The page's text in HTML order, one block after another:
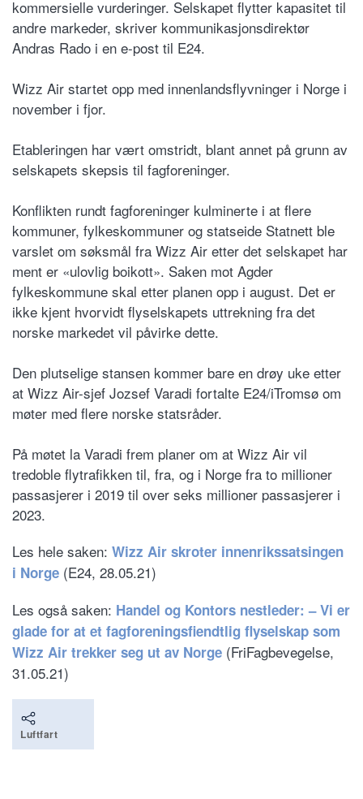
kommersielle vurderinger. Selskapet flytter kapasitet til
andre markeder, skriver kommunikasjonsdirektør
Andras Rado i en e-post til E24.
Wizz Air startet opp med innenlandsflyvninger i Norge i
november i fjor.
Etableringen har vært omstridt, blant annet på grunn av
selskapets skepsis til fagforeninger.
Konflikten rundt fagforeninger kulminerte i at flere
kommuner, fylkeskommuner og statseide Statnett ble
varslet om søksmål fra Wizz Air etter det selskapet har
ment er «ulovlig boikott». Saken mot Agder
fylkeskommune skal etter planen opp i august. Det er
ikke kjent hvorvidt flyselskapets uttrekning fra det
norske markedet vil påvirke dette.
Den plutselige stansen kommer bare en drøy uke etter
at Wizz Air-sjef Jozsef Varadi fortalte E24/iTromsø om
møter med flere norske statsråder.
På møtet la Varadi frem planer om at Wizz Air vil
tredoble flytrafikken til, fra, og i Norge fra to millioner
passasjerer i 2019 til over seks millioner passasjerer i
2023.
Les hele saken: Wizz Air skroter innenrikssatsingen
i Norge (E24, 28.05.21)
Les også saken: Handel og Kontors nestleder: – Vi er
glade for at et fagforeningsfiendtlig flyselskap som
Wizz Air trekker seg ut av Norge (FriFagbevegelse,
31.05.21)
Luftfart